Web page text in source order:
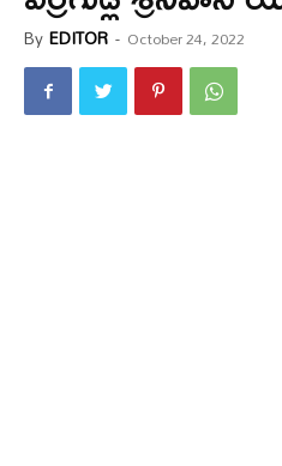
ByEDITOR - October 24, 2022